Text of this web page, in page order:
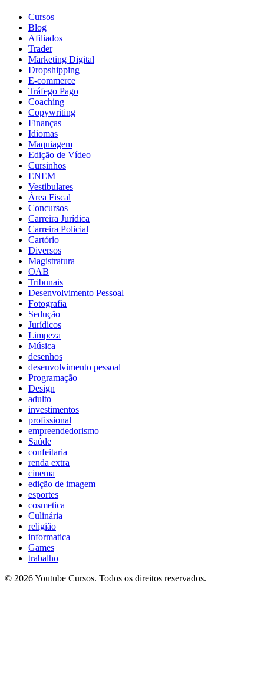
Cursos
Blog
Afiliados
Trader
Marketing Digital
Dropshipping
E-commerce
Tráfego Pago
Coaching
Copywriting
Finanças
Idiomas
Maquiagem
Edição de Vídeo
Cursinhos
ENEM
Vestibulares
Área Fiscal
Concursos
Carreira Jurídica
Carreira Policial
Cartório
Diversos
Magistratura
OAB
Tribunais
Desenvolvimento Pessoal
Fotografia
Sedução
Jurídicos
Limpeza
Música
desenhos
desenvolvimento pessoal
Programação
Design
adulto
investimentos
profissional
empreendedorismo
Saúde
confeitaria
renda extra
cinema
edição de imagem
esportes
cosmetica
Culinária
religião
informatica
Games
trabalho
© 2026 Youtube Cursos. Todos os direitos reservados.